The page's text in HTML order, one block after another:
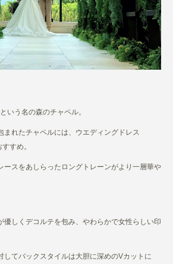
いう名の森のチャペル。
まれたチャペルには、ウエディングドレス
すめ。
ースをあしらったロングトレーンがより一層華や
優しくデコルテを包み、やわらかで女性らしい印
してバックスタイルは大胆に深めのVカットに